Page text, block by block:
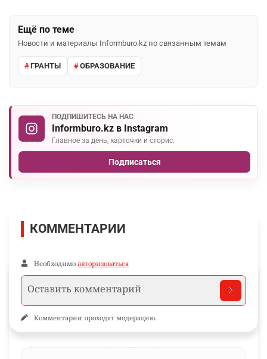
Ещё по теме
Новости и материалы Informburo.kz по связанным темам
ГРАНТЫ ОБРАЗОВАНИЕ
ПОДПИШИТЕСЬ НА НАС
Informburo.kz в Instagram
Главное за день, карточки и сторис.
Подписаться
КОММЕНТАРИИ
Необходимо авторизоваться
Комментарии проходят модерацию.